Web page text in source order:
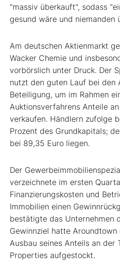
"massiv überkauft", sodass
gesund wäre und niemanden
Am deutschen Aktienmarkt
Wacker Chemie und
vorbörslich unter Druck. Der
nutzt den guten Lauf bei den
Beteiligung, um im Rahmen
Auktionsverfahrens Anteile
verkaufen. Händlern zufolge
Prozent des Grundkapitals;
bei 89,35 Euro liegen.
Der
verzeichnete im ersten
Finanzierungskosten und
Immobilien einen
bestätigte das Unternehmen
Gewinnziel hatte
Ausbau seines Anteils an der
Properties aufgestockt.